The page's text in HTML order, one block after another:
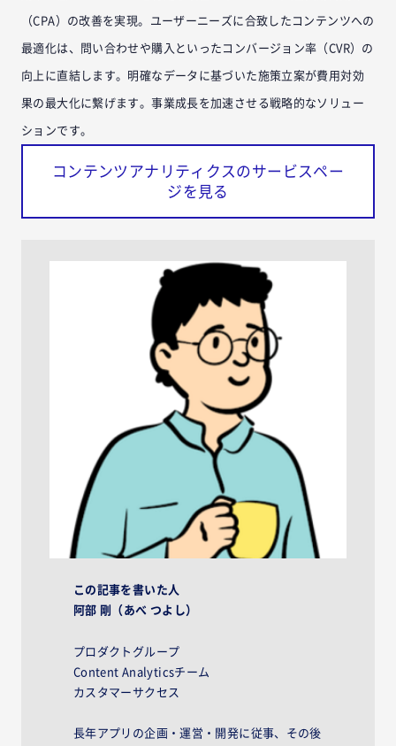
（CPA）の改善を実現。ユーザーニーズに合致したコンテンツへの
最適化は、問い合わせや購入といったコンバージョン率（CVR）の
向上に直結します。明確なデータに基づいた施策立案が費用対効
果の最大化に繋げます。事業成長を加速させる戦略的なソリュー
ションです。
コンテンツアナリティクスのサービスペー
ジを見る
この記事を書いた人
阿部 剛（あべ つよし）
プロダクトグループ
Content Analyticsチーム
カスタマーサクセス
長年アプリの企画・運営・開発に従事、その後